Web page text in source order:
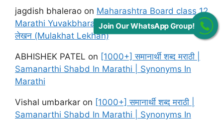
jagdish bhalerao on Maharashtra Board class 12
Marathi Yuvakbharati Solutions Chapter मुलाखत
लेखन (Mulakhat Lekhan)
ABHISHEK PATEL on [1000+] समानार्थी शब्द मराठी |
Samanarthi Shabd In Marathi | Synonyms In
Marathi
Vishal umbarkar on [1000+] समानार्थी शब्द मराठी |
Samanarthi Shabd In Marathi | Synonyms In
Join Our WhatsApp Group!